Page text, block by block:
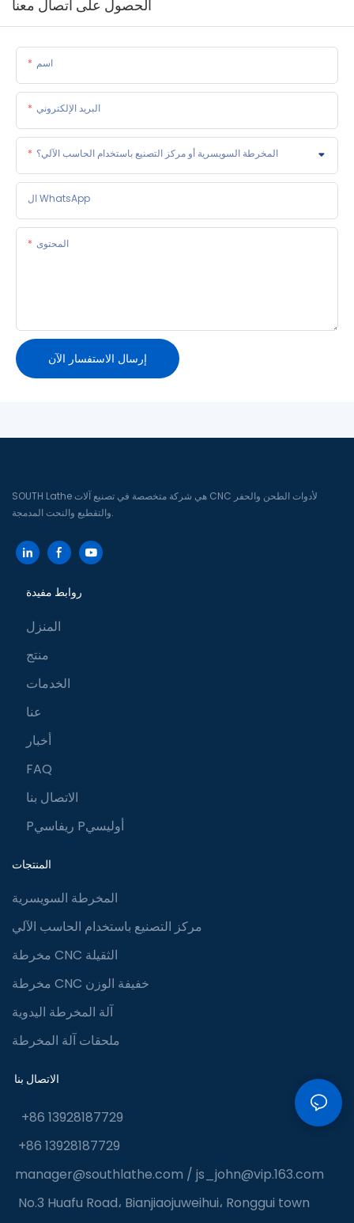
الحصول على اتصال معنا
اسم
البريد الإلكتروني
المخرطة السويسرية أو مركز التصنيع باستخدام الحاسب الآلي؟
ال WhatsApp
المحتوى
إرسال الاستفسار الآن
SOUTH Lathe هي شركة متخصصة في تصنيع آلات CNC لأدوات الطحن والحفر
والتقطيع والنحت المدمجة.
روابط مفيدة
المنزل
منتج
الخدمات
عنا
أخبار
FAQ
الاتصال بنا
Pريفاسي Pأوليسي
المنتجات
المخرطة السويسرية
مركز التصنيع باستخدام الحاسب الآلي
مخرطة CNC الثقيلة
مخرطة CNC خفيفة الوزن
آلة المخرطة اليدوية
ملحقات آلة المخرطة
الاتصال بنا
+86 13928187729
+86 13928187729
manager@southlathe.com / js_john@vip.163.com
No.3 Huafu Road، Bianjiaojuweihui، Ronggui town